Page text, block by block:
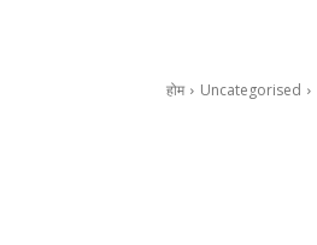
होम Uncategorised